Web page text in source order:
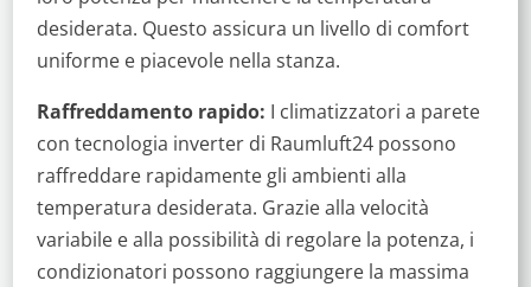
desiderata. Questo assicura un livello di comfort
uniforme e piacevole nella stanza.
Raffreddamento rapido: I climatizzatori a parete
con tecnologia inverter di Raumluft24 possono
raffreddare rapidamente gli ambienti alla
temperatura desiderata. Grazie alla velocità
variabile e alla possibilità di regolare la potenza, i
condizionatori possono raggiungere la massima